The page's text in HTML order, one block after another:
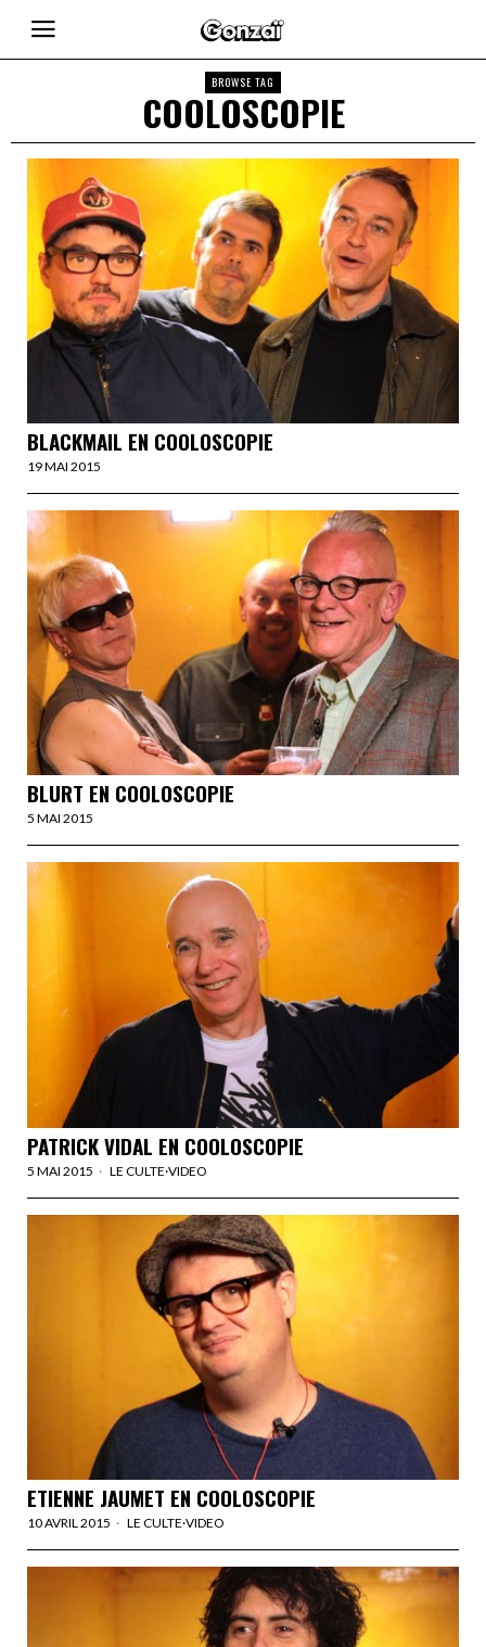
BROWSE TAG
COOLOSCOPIE
BLACKMAIL EN COOLOSCOPIE
19 MAI 2015
BLURT EN COOLOSCOPIE
5 MAI 2015
PATRICK VIDAL EN COOLOSCOPIE
5 MAI 2015 LE CULTE·VIDEO
ETIENNE JAUMET EN COOLOSCOPIE
10 AVRIL 2015 LE CULTE·VIDEO